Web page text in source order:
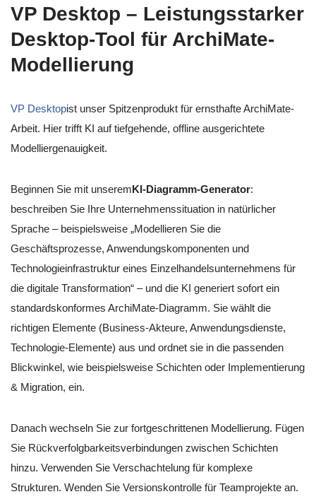
VP Desktop – Leistungsstarker
Desktop-Tool für ArchiMate-
Modellierung
VP Desktopist unser Spitzenprodukt für ernsthafte ArchiMate-
Arbeit. Hier trifft KI auf tiefgehende, offline ausgerichtete
Modelliergenauigkeit.
Beginnen Sie mit unseremKI-Diagramm-Generator:
beschreiben Sie Ihre Unternehmenssituation in natürlicher
Sprache – beispielsweise „Modellieren Sie die
Geschäftsprozesse, Anwendungskomponenten und
Technologieinfrastruktur eines Einzelhandelsunternehmens für
die digitale Transformation“ – und die KI generiert sofort ein
standardskonformes ArchiMate-Diagramm. Sie wählt die
richtigen Elemente (Business-Akteure, Anwendungsdienste,
Technologie-Elemente) aus und ordnet sie in die passenden
Blickwinkel, wie beispielsweise Schichten oder Implementierung
& Migration, ein.
Danach wechseln Sie zur fortgeschrittenen Modellierung. Fügen
Sie Rückverfolgbarkeitsverbindungen zwischen Schichten
hinzu. Verwenden Sie Verschachtelung für komplexe
Strukturen. Wenden Sie Versionskontrolle für Teamprojekte an.